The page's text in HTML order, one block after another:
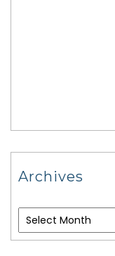
Archives